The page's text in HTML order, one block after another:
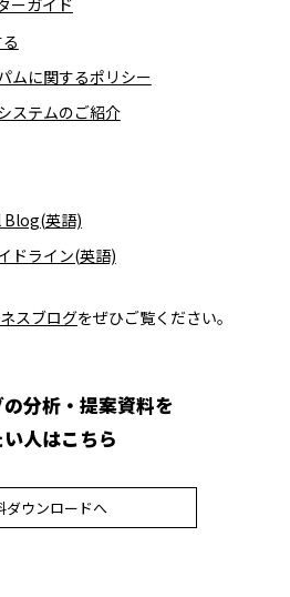
ーガイド
ムに関するポリシー
ステムのご紹介
英語)
ドライン(英語)
スブログをぜひご覧ください。
分析・提案資料を
人はこちら
ダウンロードへ